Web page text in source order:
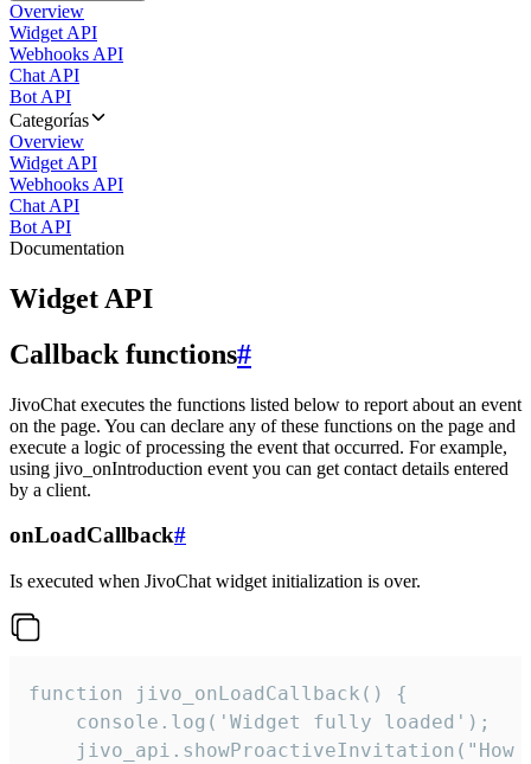
Overview
Widget API
Webhooks API
Chat API
Bot API
Categorías
Overview
Widget API
Webhooks API
Chat API
Bot API
Documentation
Widget API
Callback functions#
JivoChat executes the functions listed below to report about an event
on the page. You can declare any of these functions on the page and
execute a logic of processing the event that occurred. For example,
using jivo_onIntroduction event you can get contact details entered
by a client.
onLoadCallback#
Is executed when JivoChat widget initialization is over.
function jivo_onLoadCallback() {
    console.log('Widget fully loaded');
jivo_api.showProactiveInvitation("How